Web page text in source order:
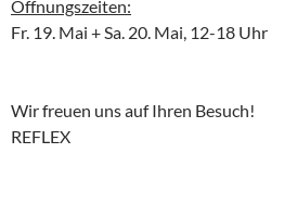
Öffnungszeiten:
Fr. 19. Mai + Sa. 20. Mai, 12-18 Uhr
Wir freuen uns auf Ihren Besuch!
REFLEX